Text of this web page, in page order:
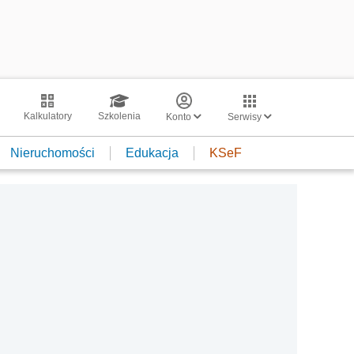
Kalkulatory Szkolenia Konto Serwisy
Nieruchomości Edukacja KSeF